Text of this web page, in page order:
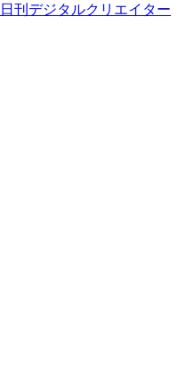
日刊デジタルクリエイター